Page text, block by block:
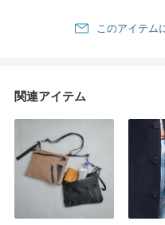
このアイテム
関連アイテム